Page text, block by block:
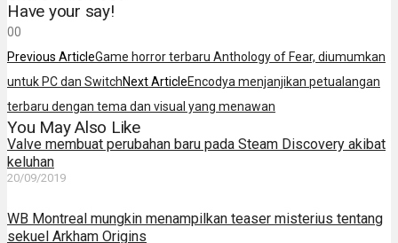
Have your say!
00
Previous ArticleGame horror terbaru Anthology of Fear, diumumkan
untuk PC dan SwitchNext ArticleEncodya menjanjikan petualangan
terbaru dengan tema dan visual yang menawan
You May Also Like
Valve membuat perubahan baru pada Steam Discovery akibat
keluhan
20/09/2019
WB Montreal mungkin menampilkan teaser misterius tentang
sekuel Arkham Origins